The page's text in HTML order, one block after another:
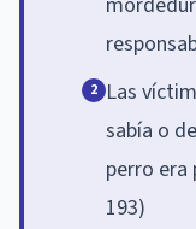
2 Las
sabía o
perro era
193)